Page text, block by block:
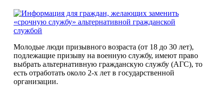
Молодые люди призывного возраста (от 18 до 30 лет),
подлежащие призыву на военную службу, имеют право
выбрать альтернативную гражданскую службу (АГС), то
есть отработать около 2-х лет в государственной
организации.